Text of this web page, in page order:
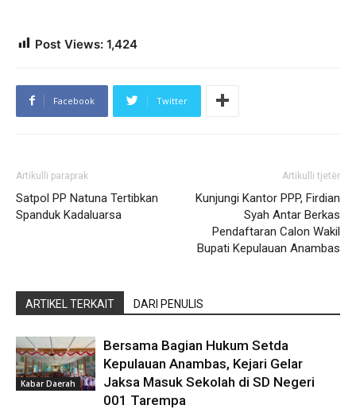
Post Views: 1,424
Facebook Twitter
Artikulli paraprak
Satpol PP Natuna Tertibkan
Spanduk Kadaluarsa
Artikulli tjetër
Kunjungi Kantor PPP, Firdian
Syah Antar Berkas
Pendaftaran Calon Wakil
Bupati Kepulauan Anambas
ARTIKEL TERKAIT DARI PENULIS
Kabar Daerah
Bersama Bagian Hukum Setda
Kepulauan Anambas, Kejari Gelar
Jaksa Masuk Sekolah di SD Negeri
001 Tarempa